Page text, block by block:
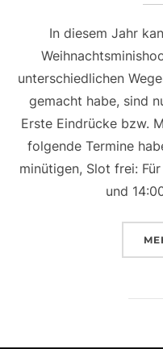
In diesem Jahr
unterschiedlichen
gemacht habe, sind
Erste Eindrücke bzw.
folgende Termine
minütigen, Slot frei:
und